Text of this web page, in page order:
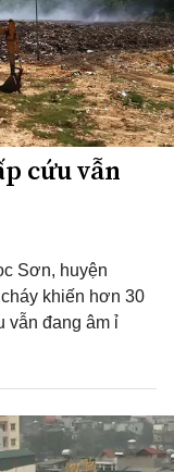
cứu vẫn
Sơn, huyện
khiến hơn 30
vẫn đang âm ỉ